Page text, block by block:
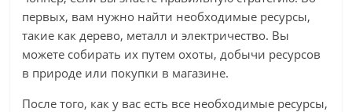
первых, вам нужно найти необходимые ресурсы,
такие как дерево, металл и электричество. Вы
можете собирать их путем охоты, добычи ресурсов
в природе или покупки в магазине.
После того, как у вас есть все необходимые ресурсы,